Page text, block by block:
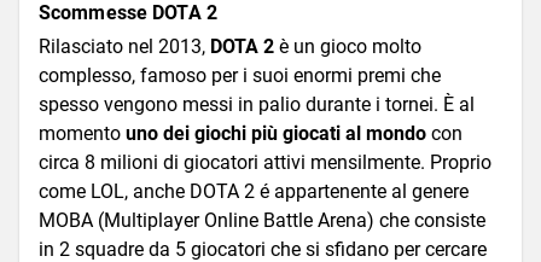
Scommesse DOTA 2
Rilasciato nel 2013, DOTA 2 è un gioco molto
complesso, famoso per i suoi enormi premi che
spesso vengono messi in palio durante i tornei. È al
momento uno dei giochi più giocati al mondo con
circa 8 milioni di giocatori attivi mensilmente. Proprio
come LOL, anche DOTA 2 é appartenente al genere
MOBA (Multiplayer Online Battle Arena) che consiste
in 2 squadre da 5 giocatori che si sfidano per cercare